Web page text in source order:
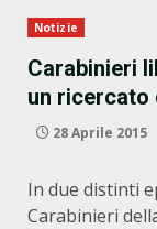
Notizie
Carabinieri
un ricercato
28 Aprile 2015
In due distinti
Carabinieri